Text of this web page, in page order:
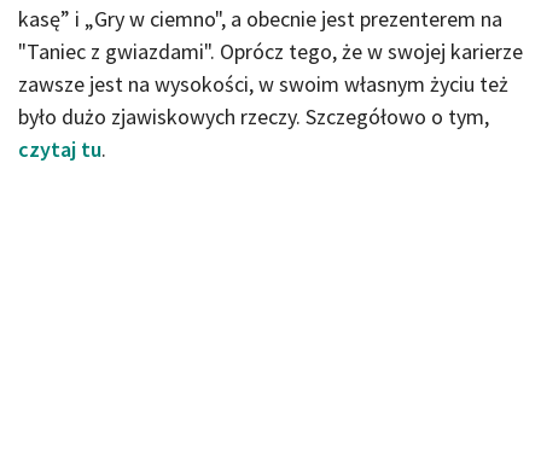
kasę” i „Gry w ciemno", a obecnie jest prezenterem na
"Taniec z gwiazdami". Oprócz tego, że w swojej karierze
zawsze jest na wysokości, w swoim własnym życiu też
było dużo zjawiskowych rzeczy. Szczegółowo o tym,
czytaj tu.